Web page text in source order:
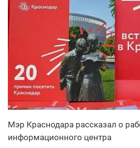
Мэр Краснодара рассказал о
информационного центра